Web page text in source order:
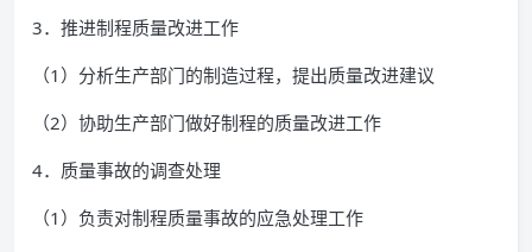
3．推进制程质量改进工作
（1）分析生产部门的制造过程，提出质量改进建议
（2）协助生产部门做好制程的质量改进工作
4．质量事故的调查处理
（1）负责对制程质量事故的应急处理工作